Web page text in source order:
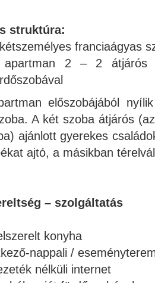
struktúra:
franciaágyas
2 – 2 átjárós
előszobájából
A két szoba átjárós
ajánlott gyerekes
ajtó, a másikban
– szolgáltatás
konyha
nappali /
nélküli internet